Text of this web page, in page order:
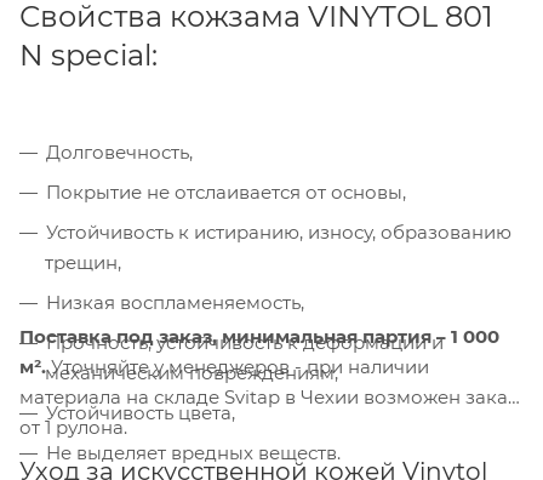
Свойства кожзама VINYTOL 801
N special:
Долговечность,
Покрытие не отслаивается от основы,
Устойчивость к истиранию, износу, образованию
трещин,
Низкая воспламеняемость,
Прочность, устойчивость к деформации и
механическим повреждениям,
Устойчивость цвета,
Не выделяет вредных веществ.
Поставка под заказ, минимальная партия – 1 000
м².Уточняйте у менеджеров - при наличии
материала на складе Svitap в Чехии возможен заказ
от 1 рулона.
Уход за искусственной кожей Vinytol
Компания «Торговый Дом Технический
Текстиль» использует cookie-файлы и
обрабатывает персональные данные с
улучшает работу сайта и
взаимодействие с ним. Подробнее - в
Политике. Подтвердите ваше согласие,
нажав кнопку "Принять".
Принять